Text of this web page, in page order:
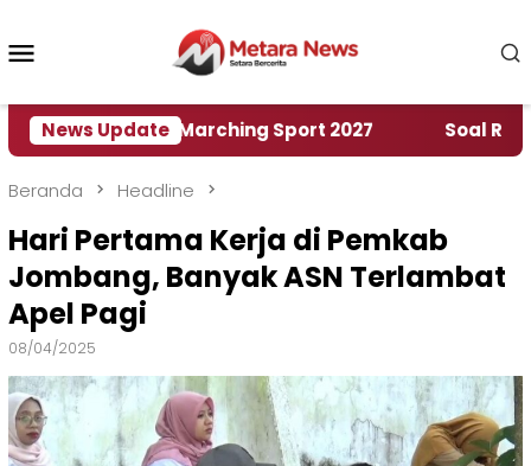
konten
News Update
World Marching Sport 2027 ‎Soal Rencana
Beranda Headline
Hari Pertama Kerja di Pemkab
Jombang, Banyak ASN Terlambat
Apel Pagi
08/04/2025